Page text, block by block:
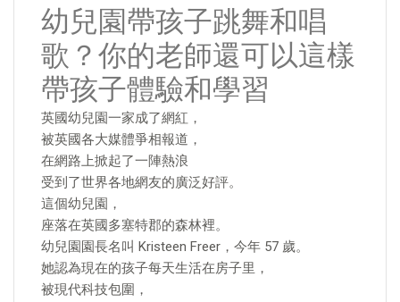
幼兒園帶孩子跳舞和唱
歌？你的老師還可以這樣
帶孩子體驗和學習
英國幼兒園一家成了網紅，
被英國各大媒體爭相報道，
在網路上掀起了一陣熱浪
受到了世界各地網友的廣泛好評。
這個幼兒園，
座落在英國多塞特郡的森林裡。
幼兒園園長名叫 Kristeen Freer，今年 57 歲。
她認為現在的孩子每天生活在房子里，
被現代科技包圍，